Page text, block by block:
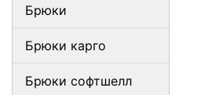
Брюки
Брюки карго
Брюки софтшелл